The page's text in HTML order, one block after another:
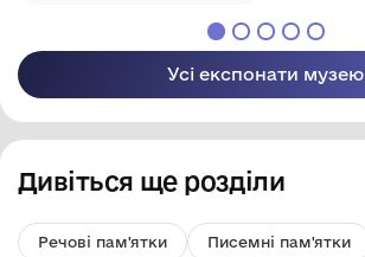
Усі експонати музею
Дивіться ще розділи
Речові пам'ятки Писемні пам'ятки